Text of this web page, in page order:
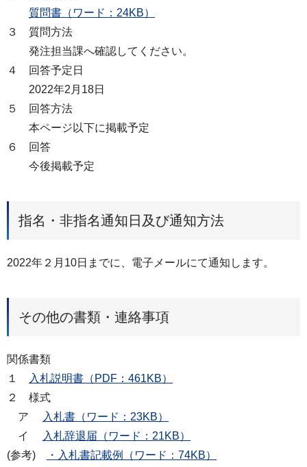
質問書（ワード：24KB）
３ 質問方法
発注担当課へ確認してください。
４ 回答予定日
2022年2月18日
５ 回答方法
本ページ以下に掲載予定
６ 回答
今後掲載予定
指名・非指名通知日及び通知方法
2022年２月10日までに、電子メールにて通知します。
その他の書類・連絡事項
関係書類
１
入札説明書（PDF：461KB）
２ 様式
ア
入札書（ワード：23KB）
イ
入札辞退届（ワード：21KB）
(参考)
・入札書記載例（ワード：74KB）